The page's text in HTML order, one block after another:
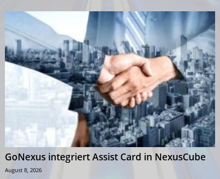
GoNexus integriert Assist Card in NexusCube
August 8, 2026